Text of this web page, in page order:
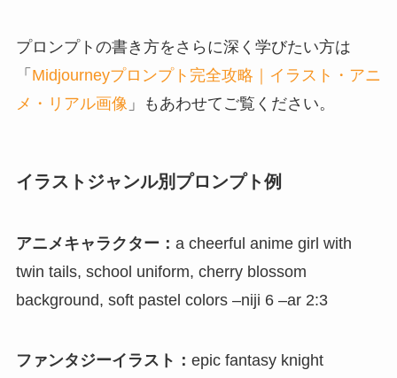
プロンプトの書き方をさらに深く学びたい方は
「 Midjourneyプロンプト完全攻略｜イラスト・アニ
メ・リアル画像 」もあわせてご覧ください。
イラストジャンル別プロンプト例
アニメキャラクター： a cheerful anime girl with
twin tails, school uniform, cherry blossom
background, soft pastel colors –niji 6 –ar 2:3
ファンタジーイラスト： epic fantasy knight